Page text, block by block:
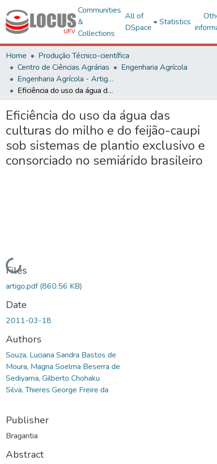
Communities
&
Collections
All of
DSpace
Statistics
Home
Produção Técnico-científica
Centro de Ciências Agrárias
Engenharia Agrícola
Engenharia Agrícola - Artigos
Eficiência do uso da água das culturas do milho e do feijão-caupi sob sistemas de plantio exclusivo e consorciado no semiárido brasileiro
Eficiência do uso da água das
culturas do milho e do feijão-caupi
sob sistemas de plantio exclusivo e
consorciado no semiárido brasileiro
Loading...
Files
artigo.pdf(860.56 KB)
Date
2011-03-18
Authors
Souza, Luciana Sandra Bastos de
Moura, Magna Soelma Beserra de
Sediyama, Gilberto Chohaku
Silva, Thieres George Freire da
Publisher
Bragantia
Abstract